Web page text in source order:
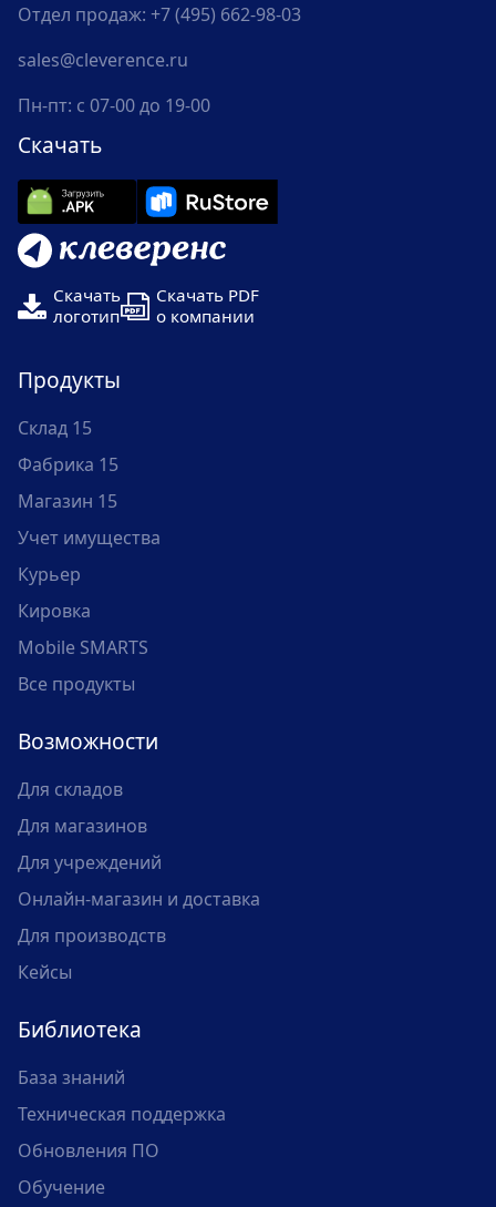
Отдел продаж: +7 (495) 662-98-03
sales@cleverence.ru
Пн-пт: с 07-00 до 19-00
Скачать
Скачать
логотип
Скачать PDF
о компании
Продукты
Склад 15
Фабрика 15
Магазин 15
Учет имущества
Курьер
Кировка
Mobile SMARTS
Все продукты
Возможности
Для складов
Для магазинов
Для учреждений
Онлайн-магазин и доставка
Для производств
Кейсы
Библиотека
База знаний
Техническая поддержка
Обновления ПО
Обучение